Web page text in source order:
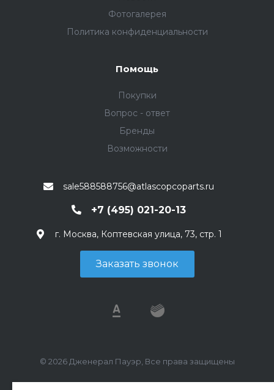
Фотогалерея
Политика конфиденциальности
Помощь
Покупки
Вопрос - ответ
Бренды
Возможности
sale588588756@atlascopcoparts.ru
+7 (495) 021-20-13
г. Москва, Коптевская улица, 73, стр. 1
Заказать звонок
© 2026 Дженерал Пауэр, Все права защищены